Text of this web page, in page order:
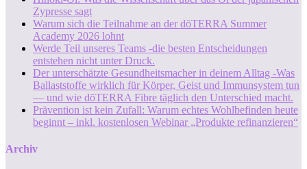
Zypresse sagt
Warum sich die Teilnahme an der dōTERRA Summer
Academy 2026 lohnt
Werde Teil unseres Teams -die besten Entscheidungen
entstehen nicht unter Druck.
Der unterschätzte Gesundheitsmacher in deinem Alltag -Was
Ballaststoffe wirklich für Körper, Geist und Immunsystem tun
— und wie dōTERRA Fibre täglich den Unterschied macht.
Prävention ist kein Zufall: Warum echtes Wohlbefinden heute
beginnt – inkl. kostenlosen Webinar „Produkte refinanzieren“
Archiv